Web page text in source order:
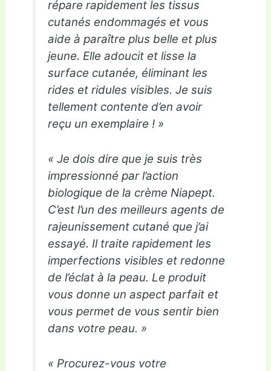
répare rapidement les tissus
cutanés endommagés et vous
aide à paraître plus belle et plus
jeune. Elle adoucit et lisse la
surface cutanée, éliminant les
rides et ridules visibles. Je suis
tellement contente d’en avoir
reçu un exemplaire ! »
« Je dois dire que je suis très
impressionné par l’action
biologique de la crème Niapept.
C’est l’un des meilleurs agents de
rajeunissement cutané que j’ai
essayé. Il traite rapidement les
imperfections visibles et redonne
de l’éclat à la peau. Le produit
vous donne un aspect parfait et
vous permet de vous sentir bien
dans votre peau. »
« Procurez-vous votre